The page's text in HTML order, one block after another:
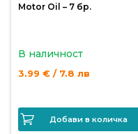
права
Маркетинг
и
от
Weberest
Motor Oil – 7 бр.
В наличност
3.99 € / 7.8 лв
Добави в количка